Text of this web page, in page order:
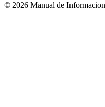
© 2026 Manual de